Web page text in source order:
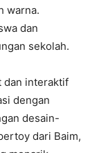
warna.
dan
sekolah.
dan interaktif
dengan
desain-
dari Baim,